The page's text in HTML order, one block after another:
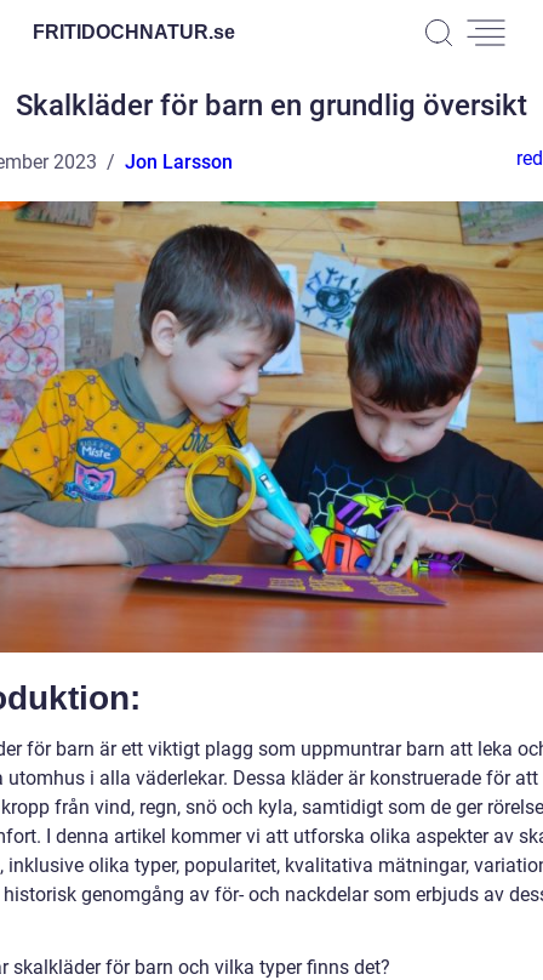
FRITIDOCHNATUR.se
Skalkläder för barn en grundlig översikt
2023 Jon Larsson
för barn är ett viktigt plagg som uppmuntrar barn att leka
utomhus i alla väderlekar. Dessa kläder är konstruerade för
från vind, regn, snö och kyla, samtidigt som de ger
I denna artikel kommer vi att utforska olika aspekter av
inklusive olika typer, popularitet, kvalitativa mätningar,
historisk genomgång av för- och nackdelar som erbjuds av
skalkläder för barn och vilka typer finns det?